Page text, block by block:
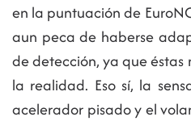
en la puntuación de
aun peca de haberse
de detección, ya que
la realidad. Eso sí, la
acelerador pisado y el